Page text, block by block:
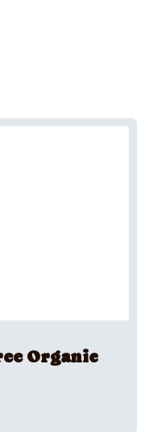
Organic